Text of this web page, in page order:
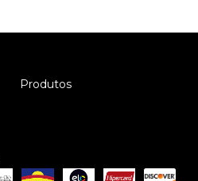
Produtos